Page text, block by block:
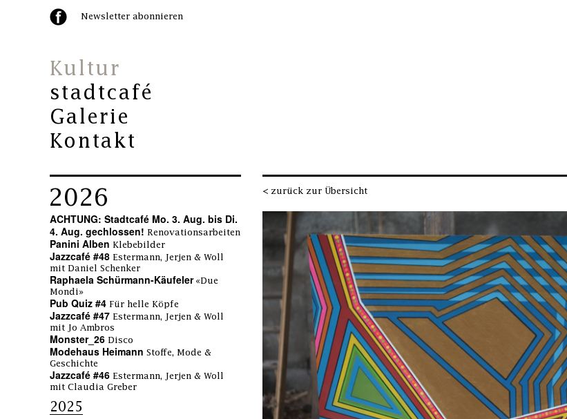
Newsletter abonnieren
Kultur
stadtcafé
Galerie
Kontakt
2026
ACHTUNG: Stadtcafé Mo. 3. Aug. bis Di.
4. Aug. gechlossen! Renovationsarbeiten
Panini Alben Klebebilder
Jazzcafé #48 Estermann, Jerjen & Woll
mit Daniel Schenker
Raphaela Schürmann-Käufeler«Due
Mondi»
Pub Quiz #4 Für helle Köpfe
Jazzcafé #47 Estermann, Jerjen & Woll
mit Jo Ambros
Monster_26 Disco
Modehaus Heimann Stoffe, Mode &
Geschichte
Jazzcafé #46 Estermann, Jerjen & Woll
mit Claudia Greber
2025
< zurück zur Übersicht